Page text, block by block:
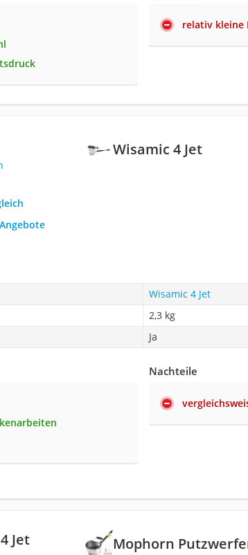
relativ kleine
Wisamic 4 Jet
Wisamic 4 Jet
2,3 kg
Ja
Nachteile
Mophorn
Jet